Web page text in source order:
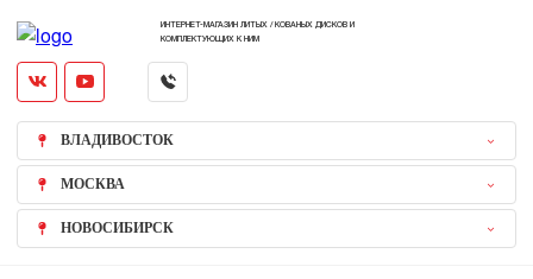
ИНТЕРНЕТ-МАГАЗИН ЛИТЫХ / КОВАНЫХ ДИСКОВ И
КОМПЛЕКТУЮЩИХ К НИМ
ВЛАДИВОСТОК
МОСКВА
НОВОСИБИРСК